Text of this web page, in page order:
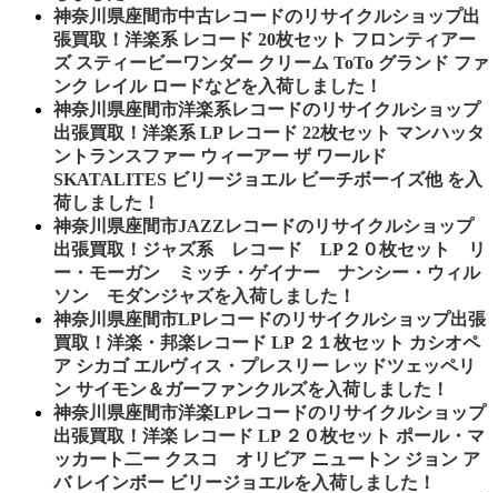
神奈川県座間市中古レコードのリサイクルショップ出
張買取！洋楽系 レコード 20枚セット フロンティアー
ズ スティービーワンダー クリーム ToTo グランド ファ
ンク レイル ロードなどを入荷しました！
神奈川県座間市洋楽系レコードのリサイクルショップ
出張買取！洋楽系 LP レコード 22枚セット マンハッタ
ントランスファー ウィーアー ザ ワールド
SKATALITES ビリージョエル ビーチボーイズ他 を入
荷しました！
神奈川県座間市JAZZレコードのリサイクルショップ
出張買取！ジャズ系 レコード LP２０枚セット リ
ー・モーガン ミッチ・ゲイナー ナンシー・ウィル
ソン モダンジャズを入荷しました！
神奈川県座間市LPレコードのリサイクルショップ出張
買取！洋楽・邦楽レコード LP ２１枚セット カシオペ
ア シカゴ エルヴィス・プレスリー レッドツェッペリ
ン サイモン＆ガーファンクルズを入荷しました！
神奈川県座間市洋楽LPレコードのリサイクルショップ
出張買取！洋楽 レコード LP ２０枚セット ポール・マ
ッカート二ー クスコ オリビア ニュートン ジョン ア
バ レインボー ビリージョエルを入荷しました！